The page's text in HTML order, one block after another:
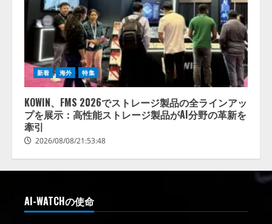
新着 海外 特集
KOWIN、FMS 2026でストレージ製品の全ラインアッ
プを展示：高性能ストレージ製品がAI分野の革新を
牽引
2026/08/08/21:53:48
AI-WATCHの使命